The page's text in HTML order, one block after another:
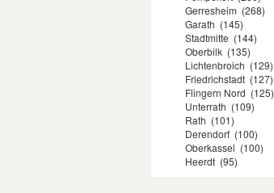
Gerresheim (268)
Garath (145)
Stadtmitte (144)
Oberbilk (135)
Lichtenbroich (129)
Friedrichstadt (127)
Flingern Nord (125)
Unterrath (109)
Rath (101)
Derendorf (100)
Oberkassel (100)
Heerdt (95)